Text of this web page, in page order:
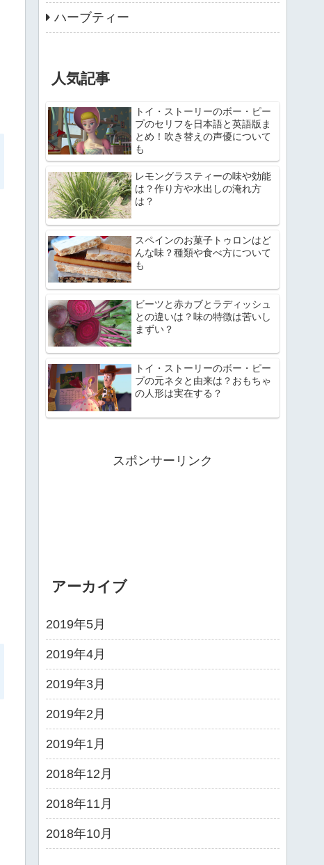
ハーブティー
人気記事
トイ・ストーリーのボー・ピー
プのセリフを日本語と英語版ま
とめ！吹き替えの声優について
も
レモングラスティーの味や効能
は？作り方や水出しの淹れ方
は？
スペインのお菓子トゥロンはど
んな味？種類や食べ方について
も
ビーツと赤カブとラディッシュ
との違いは？味の特徴は苦いし
まずい？
トイ・ストーリーのボー・ピー
プの元ネタと由来は？おもちゃ
の人形は実在する？
スポンサーリンク
アーカイブ
2019年5月
2019年4月
2019年3月
2019年2月
2019年1月
2018年12月
2018年11月
2018年10月